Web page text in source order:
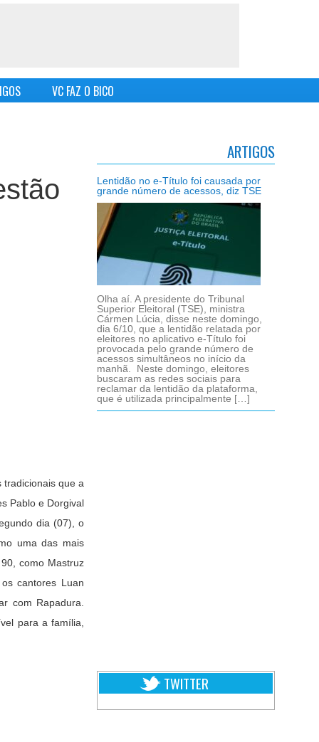
VC FAZ O BICO
tradicionais que a
Pablo e Dorgival
dia (07), o
uma das mais
como Mastruz
cantores Luan
com Rapadura.
para a família,
ARTIGOS
Lentidão no e-Título foi causada por
grande número de acessos, diz TSE
Olha aí. A presidente do Tribunal
Superior Eleitoral (TSE), ministra
Cármen Lúcia, disse neste domingo,
dia 6/10, que a lentidão relatada por
eleitores no aplicativo e-Título foi
provocada pelo grande número de
acessos simultâneos no início da
manhã. Neste domingo, eleitores
buscaram as redes sociais para
reclamar da lentidão da plataforma,
que é utilizada principalmente […]
TWITTER